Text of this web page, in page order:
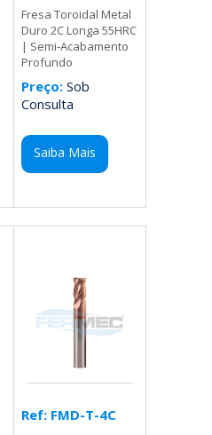
Fresa Toroidal Metal
Duro 2C Longa 55HRC
| Semi-Acabamento
Profundo
Preço:Sob
Consulta
Saiba Mais
Ref: FMD-T-4C